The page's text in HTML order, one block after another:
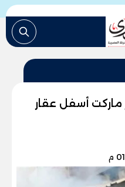
أسفل عقار